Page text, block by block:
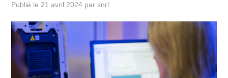
TÉLÉPHONIE
OPÉRATEURS
DIVERS
Publié le21 avril 2024 parsnrl